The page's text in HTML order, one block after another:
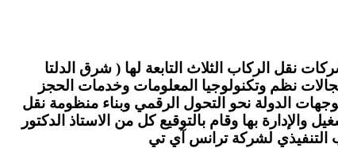
نقل الركاب الثلاث التابعة لها ( شرق الدلتا
نظم وتكنولوجيا المعلومات وخدمات الحجز
الدولة نحو التحول الرقمي وبناء منظومة نقل
بها وقام بالتوقيع كل من الاستاذ الدكتور
التنفيذي لشركة ترانس آي تي